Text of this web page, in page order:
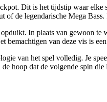
Dit is het tijdstip waar
de legendarische Mega
In plaats van gewoon
bemachtigen van deze vis is
van het spel volledig. Je
hoop dat de volgende spin